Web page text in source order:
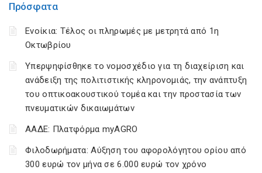
Πρόσφατα
Ενοίκια: Τέλος οι πληρωμές με μετρητά από 1η
Οκτωβρίου
Υπερψηφίσθηκε το νομοσχέδιο για τη διαχείριση και
ανάδειξη της πολιτιστικής κληρονομιάς, την ανάπτυξη
του οπτικοακουστικού τομέα και την προστασία των
πνευματικών δικαιωμάτων
ΑΑΔΕ: Πλατφόρμα myAGRO
Φιλοδωρήματα: Αύξηση του αφορολόγητου ορίου από
300 ευρώ τον μήνα σε 6.000 ευρώ τον χρόνο